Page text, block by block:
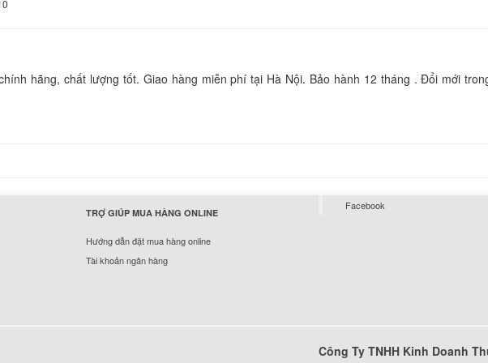
Sạc - Adapter Dell
12 5280
hãng, chất lượng tốt. Giao hàng miễn phí tại Hà Nội. Bảo hành 12 tháng . Đổi mới
TRỢ GIÚP MUA HÀNG ONLINE
Hướng dẫn đặt mua hàng online
Tài khoản ngân hàng
Facebook
Công Ty TNHH Kinh Doanh